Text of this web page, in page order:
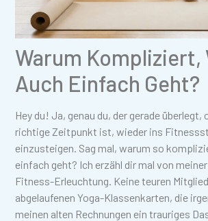
Warum Kompliziert,
Auch Einfach Geht?
Hey du! Ja, genau du, der gerade überlegt,
richtige Zeitpunkt ist, wieder ins
einzusteigen. Sag mal, warum so
einfach geht? Ich erzähl dir mal von
Fitness-Erleuchtung. Keine teuren
abgelaufenen Yoga-Klassenkarten, die
meinen alten Rechnungen ein trauriges